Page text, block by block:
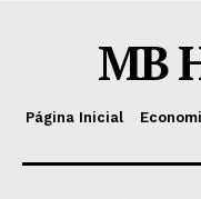
MB
Página Inicial